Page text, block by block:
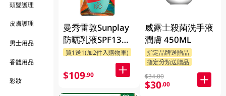
頭髮護理
皮膚護理
男士用品
香體用品
彩妝
曼秀雷敦Sunplay
防曬乳液SPF130
42GM
$109.90
威露士殺菌洗手液
潤膚 450ML
指定品牌送贈品
指定分類送贈品
$34.00
$30.00